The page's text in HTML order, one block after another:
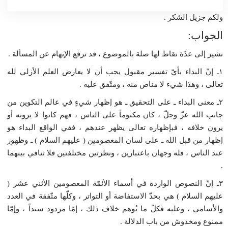
ولكم جزيل الشكر .
الجواب:
نشير إلى عدّة نقاط لها صلة بالموضوع ، قد ترفع الإبهام عن المسألة .
۱ـ إنّ البداء بأيّ تفسير مقبول يجب أن لا يعارض العلم الأزلي لله
تعالى ، وهذا شيء لا مناص منه ، ومتّفق عليه .
۲ـ معنى البداء ـ على التحقيق ـ هو إظهار شيءٍ في عالم التكوين من
جانب الله عزّ وجلّ ، كان مكتوماً على الناس ، فهم كانوا لا يرونه أو
يرون خلافه ، فبإظهاره تعالى يظهر عندهم ، ففي الواقع البداء هو
إظهار من قبل الله ـ على لسان المعصومين ( عليهم السلام ) ـ وظهور
عند الناس ، فله وجهان باعتبارين ، ونظرتين مختلفتين فلا تنافي بينهما
.
۳ـ إنّ النصوص الواردة في أسماء الأئمّة المعصومين الأثني عشر (
عليهم السلام ) هي بحدّ الاستفاضة أو التواتر ، وكلّها متّفقة في العدد
والأسامي ، وعليه فكلّ ما يُوهم خلاف ذلك ، إمّا مردود سنداً ، وإمّا
ممنوع ومخدوش من باب الدلالة .